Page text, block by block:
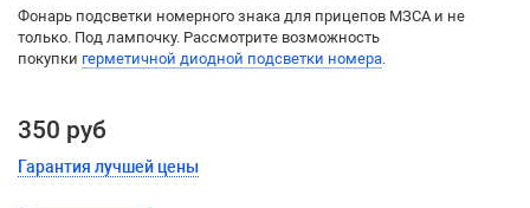
Фонарь подсветки номерного знака для прицепов МЗСА и не
только. Под лампочку. Рассмотрите возможность
покупки герметичной диодной подсветки номера.
350 руб
Гарантия лучшей цены